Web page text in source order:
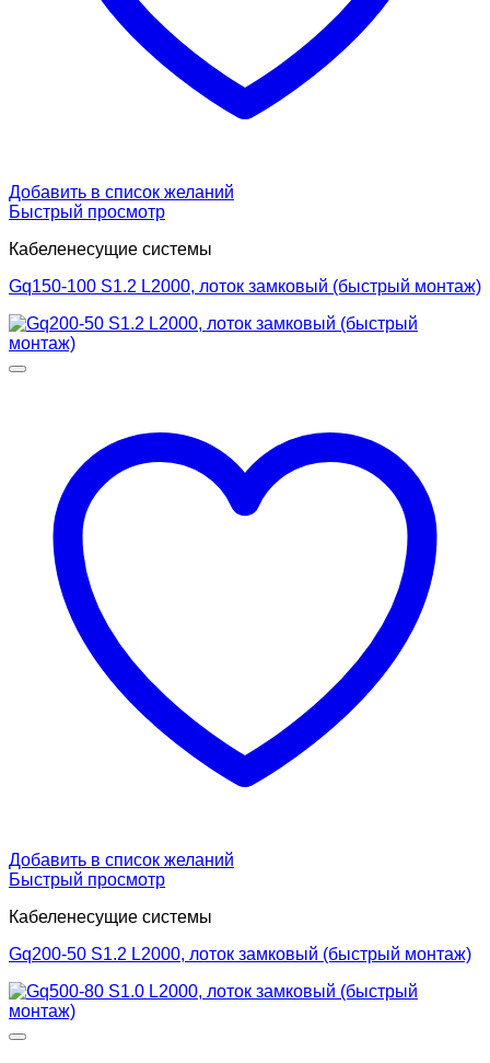
Добавить в список желаний
Быстрый просмотр
Кабеленесущие системы
Gq150-100 S1.2 L2000, лоток замковый (быстрый монтаж)
Добавить в список желаний
Быстрый просмотр
Кабеленесущие системы
Gq200-50 S1.2 L2000, лоток замковый (быстрый монтаж)